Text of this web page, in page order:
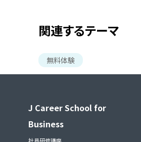
関連するテーマ
無料体験
J Career School for
Business